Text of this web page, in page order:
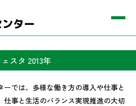
ェスタ 2013年
ーでは、多様な働き方の導入や仕事と
仕事と生活のバランス実現推進の大切